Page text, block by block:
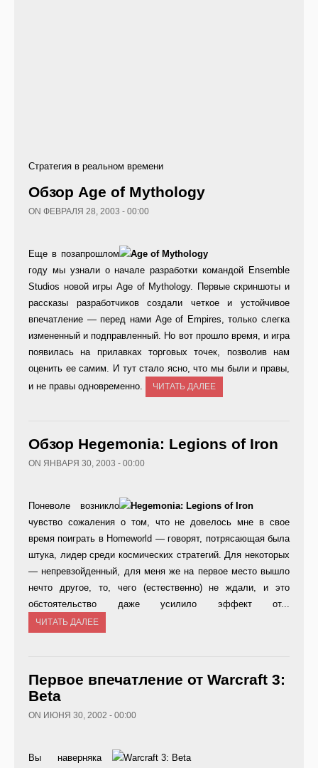
Стратегия в реальном времени
Обзор Age of Mythology
ON ФЕВРАЛЯ 28, 2003 - 00:00
Еще в позапрошлом
году мы узнали о начале разработки командой Ensemble
Studios новой игры Age of Mythology. Первые скриншоты и
рассказы разработчиков создали четкое и устойчивое
впечатление — перед нами Age of Empires, только слегка
измененный и подправленный. Но вот прошло время, и игра
появилась на прилавках торговых точек, позволив нам
оценить ее самим. И тут стало ясно, что мы были и правы,
и не правы одновременно.
ЧИТАТЬ ДАЛЕЕ
Обзор Hegemonia: Legions of Iron
ON ЯНВАРЯ 30, 2003 - 00:00
Поневоле возникло
чувство сожаления о том, что не довелось мне в свое
время поиграть в Homeworld — говорят, потрясающая была
штука, лидер среди космических стратегий. Для некоторых
— непревзойденный, для меня же на первое место вышло
нечто другое, то, чего (естественно) не ждали, и это
обстоятельство даже усилило эффект от...
ЧИТАТЬ ДАЛЕЕ
Первое впечатление от Warcraft 3:
Beta
ON ИЮНЯ 30, 2002 - 00:00
Вы наверняка